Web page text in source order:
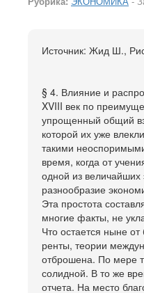
Источник: Жид Ш.,
§ 4. Влияние и
XVIII век по
упрощенный общий
которой их уже
такими
время, когда от
одной из величайших
разнообразие
Эта простота
многие факты, не
Что остается ныне
ренты, теории
отброшена. По мере
солидной. В то же
отчета. На место